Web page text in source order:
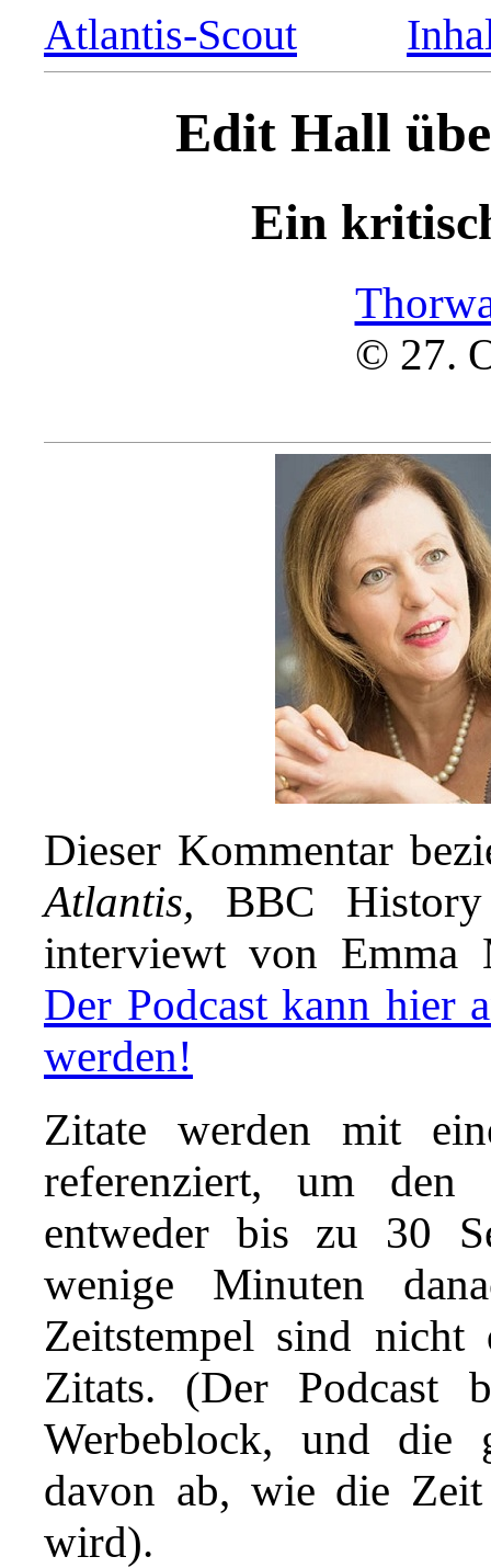
Atlantis-Scout
Edit Hall
Ein
© 27.
Dieser Kommentar
Atlantis, BBC
interviewt von Emma
Der Podcast kann hier
werden!
Zitate werden mit
referenziert, um den
entweder bis zu 30
wenige Minuten
Zeitstempel sind nicht
Zitats. (Der Podcast
Werbeblock, und die
davon ab, wie die
wird).